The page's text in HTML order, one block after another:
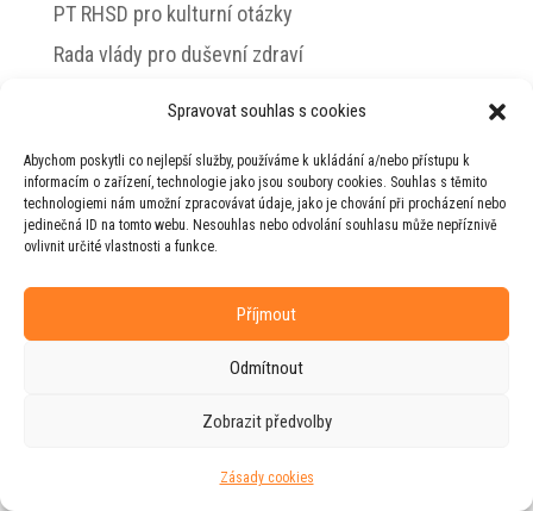
Spravovat souhlas s cookies
Abychom poskytli co nejlepší služby, používáme k ukládání a/nebo přístupu k
informacím o zařízení, technologie jako jsou soubory cookies. Souhlas s těmito
technologiemi nám umožní zpracovávat údaje, jako je chování při procházení nebo
jedinečná ID na tomto webu. Nesouhlas nebo odvolání souhlasu může nepříznivě
ovlivnit určité vlastnosti a funkce.
Příjmout
Odmítnout
Zobrazit předvolby
Zásady cookies
PT RHSD pro kulturní otázky
Rada vlády pro duševní zdraví
© 2026 Jiří Horecký – Osobní stránky Jiřího
Horeckého
Web vytvořila firma